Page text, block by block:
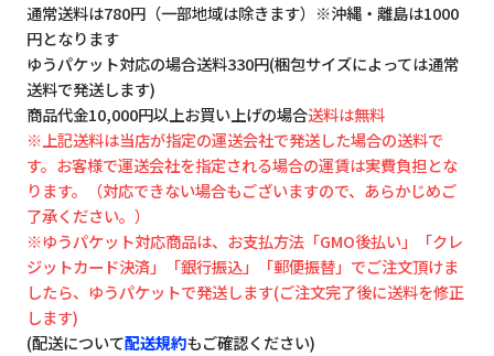
通常送料は780円（一部地域は除きます）※沖縄・離島は1000
円となります
ゆうパケット対応の場合送料330円(梱包サイズによっては通常
送料で発送します)
商品代金10,000円以上お買い上げの場合送料は無料
※上記送料は当店が指定の運送会社で発送した場合の送料で
す。お客様で運送会社を指定される場合の運賃は実費負担とな
ります。（対応できない場合もございますので、あらかじめご
了承ください。）
※ゆうパケット対応商品は、お支払方法「GMO後払い」「クレ
ジットカード決済」「銀行振込」「郵便振替」でご注文頂けま
したら、ゆうパケットで発送します(ご注文完了後に送料を修正
します)
(配送について配送規約もご確認ください)